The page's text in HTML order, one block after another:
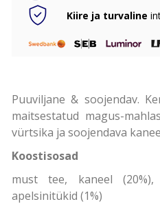
Kiire ja turvaline
Puuviljane & soojendav.
maitsestatud magus-
vürtsika ja soojendava
Koostisosad
must tee, kaneel (20%),
apelsinitükid (1%)